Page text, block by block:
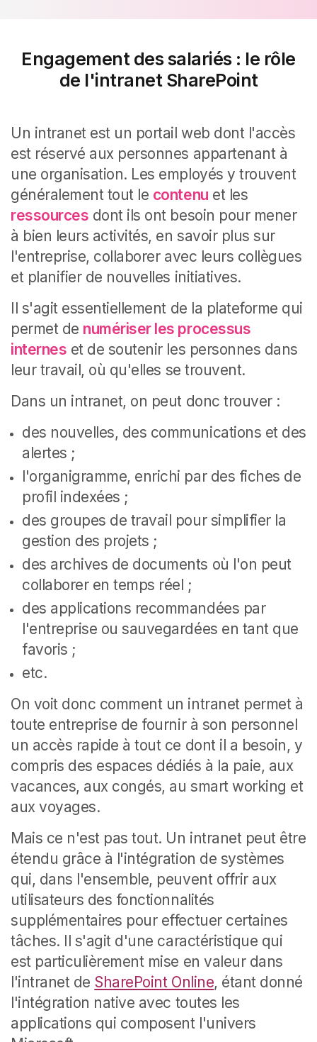
Engagement des salariés : le rôle
de l'intranet SharePoint
Un intranet est un portail web dont l'accès
est réservé aux personnes appartenant à
une organisation. Les employés y trouvent
généralement tout le contenu et les
ressources dont ils ont besoin pour mener
à bien leurs activités, en savoir plus sur
l'entreprise, collaborer avec leurs collègues
et planifier de nouvelles initiatives.
Il s'agit essentiellement de la plateforme qui
permet de numériser les processus
internes et de soutenir les personnes dans
leur travail, où qu'elles se trouvent.
Dans un intranet, on peut donc trouver :
des nouvelles, des communications et des
alertes ;
l'organigramme, enrichi par des fiches de
profil indexées ;
des groupes de travail pour simplifier la
gestion des projets ;
des archives de documents où l'on peut
collaborer en temps réel ;
des applications recommandées par
l'entreprise ou sauvegardées en tant que
favoris ;
etc.
On voit donc comment un intranet permet à
toute entreprise de fournir à son personnel
un accès rapide à tout ce dont il a besoin, y
compris des espaces dédiés à la paie, aux
vacances, aux congés, au smart working et
aux voyages.
Mais ce n'est pas tout. Un intranet peut être
étendu grâce à l'intégration de systèmes
qui, dans l'ensemble, peuvent offrir aux
utilisateurs des fonctionnalités
supplémentaires pour effectuer certaines
tâches. Il s'agit d'une caractéristique qui
est particulièrement mise en valeur dans
l'intranet de SharePoint Online, étant donné
l'intégration native avec toutes les
applications qui composent l'univers